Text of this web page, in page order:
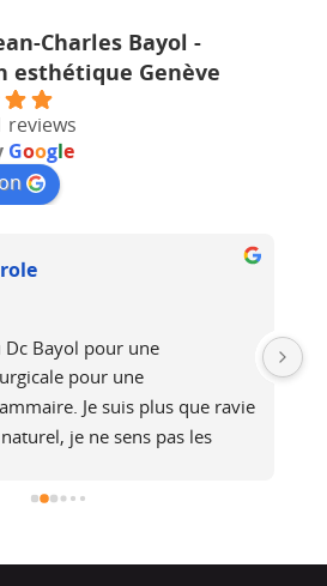
Charles Bayol -
esthétique Genève
reviews
Google
Dc Bayol pour une
pour une
Je suis plus que ravie
je ne sens pas les
je recommande !